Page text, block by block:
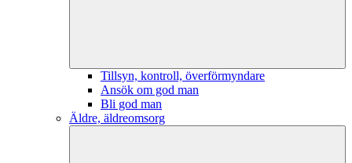
Tillsyn, kontroll, överförmyndare
Ansök om god man
Bli god man
Äldre, äldreomsorg